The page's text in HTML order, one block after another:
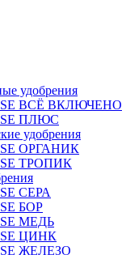
удобрения
ВСЁ ВКЛЮЧЕНО
ПЛЮС
удобрения
ОРГАНИК
ТРОПИК
СЕРА
БОР
МЕДЬ
ЦИНК
ЖЕЛЕЗО